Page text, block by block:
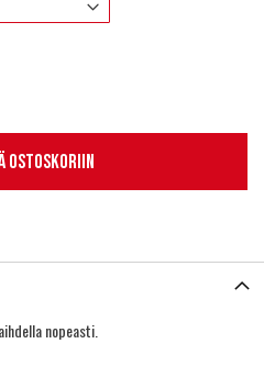
ostoskoriin
nopeasti.